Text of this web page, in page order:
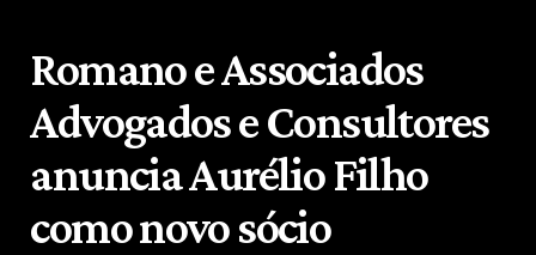
Romano e Associados
Advogados e Consultores
anuncia Aurélio Filho
como novo sócio